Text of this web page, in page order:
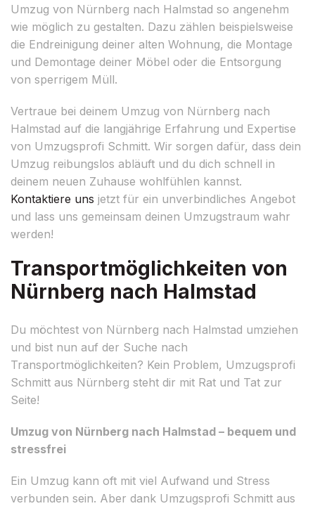
Umzug von Nürnberg nach Halmstad so angenehm
wie möglich zu gestalten. Dazu zählen beispielsweise
die Endreinigung deiner alten Wohnung, die Montage
und Demontage deiner Möbel oder die Entsorgung
von sperrigem Müll.
Vertraue bei deinem Umzug von Nürnberg nach
Halmstad auf die langjährige Erfahrung und Expertise
von Umzugsprofi Schmitt. Wir sorgen dafür, dass dein
Umzug reibungslos abläuft und du dich schnell in
deinem neuen Zuhause wohlfühlen kannst.
Kontaktiere uns jetzt für ein unverbindliches Angebot
und lass uns gemeinsam deinen Umzugstraum wahr
werden!
Transportmöglichkeiten von
Nürnberg nach Halmstad
Du möchtest von Nürnberg nach Halmstad umziehen
und bist nun auf der Suche nach
Transportmöglichkeiten? Kein Problem, Umzugsprofi
Schmitt aus Nürnberg steht dir mit Rat und Tat zur
Seite!
Umzug von Nürnberg nach Halmstad – bequem und
stressfrei
Ein Umzug kann oft mit viel Aufwand und Stress
verbunden sein. Aber dank Umzugsprofi Schmitt aus